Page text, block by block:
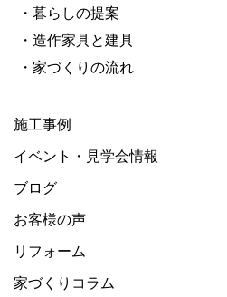
・暮らしの提案
・造作家具と建具
・家づくりの流れ
施工事例
イベント・見学会情報
ブログ
お客様の声
リフォーム
家づくりコラム